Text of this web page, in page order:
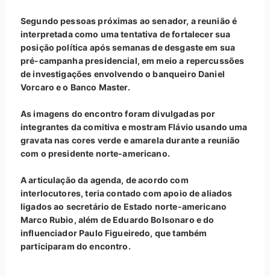
Segundo pessoas próximas ao senador, a reunião é
interpretada como uma tentativa de fortalecer sua
posição política após semanas de desgaste em sua
pré-campanha presidencial, em meio a repercussões
de investigações envolvendo o banqueiro Daniel
Vorcaro e o Banco Master.
As imagens do encontro foram divulgadas por
integrantes da comitiva e mostram Flávio usando uma
gravata nas cores verde e amarela durante a reunião
com o presidente norte-americano.
A articulação da agenda, de acordo com
interlocutores, teria contado com apoio de aliados
ligados ao secretário de Estado norte-americano
Marco Rubio, além de Eduardo Bolsonaro e do
influenciador Paulo Figueiredo, que também
participaram do encontro.